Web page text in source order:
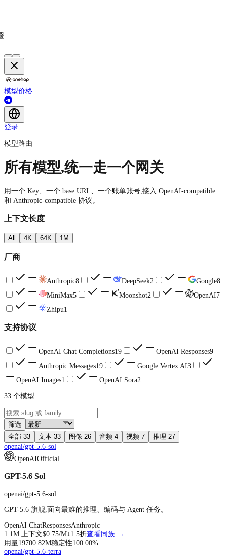
模型价格
登录
模型路由
所有模型,统一走一个网关
用一个 Key、一个 base URL、一个账单账号,接入 OpenAI-compatible
和 Anthropic-compatible 协议。
上下文长度
All 4K 64K 1M
厂商
Anthropic8 DeepSeek2 Google8
MiniMax5 Moonshot2 OpenAI7
Zhipu1
支持协议
OpenAI Chat Completions19 OpenAI Responses9
Anthropic Messages19 Google Vertex AI3
OpenAI Images1 OpenAI Sora2
33 个模型
筛选
全部 33 文本 33 图像 26 音频 4 视频 7 推理 27
openai/gpt-5.6-sol
OpenAIOfficial
GPT-5.6 Sol
openai/gpt-5.6-sol
GPT-5.6 旗舰,面向最难的推理、编码与 Agent 任务。
OpenAI ChatResponsesAnthropic
1.1M
上下文$0.75/M↓ 1.5折查看同族 →
用量19700.82M稳定性100.00%
openai/gpt-5.6-terra